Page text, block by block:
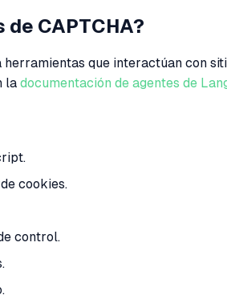
CAPTCHA?
que interactúan con
la documentación de agentes de
cookies.
control.